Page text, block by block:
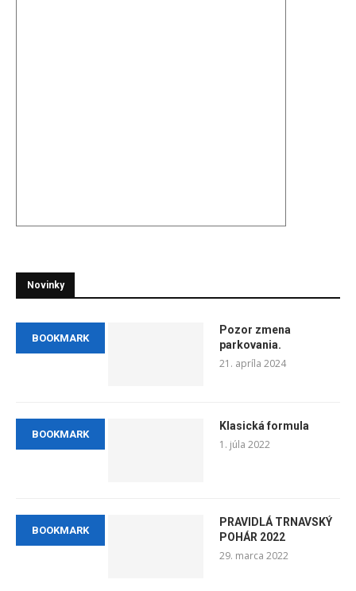
Novinky
BOOKMARK
Pozor zmena
parkovania.
21. apríla 2024
BOOKMARK
Klasická formula
1. júla 2022
BOOKMARK
PRAVIDLÁ TRNAVSKÝ
POHÁR 2022
29. marca 2022